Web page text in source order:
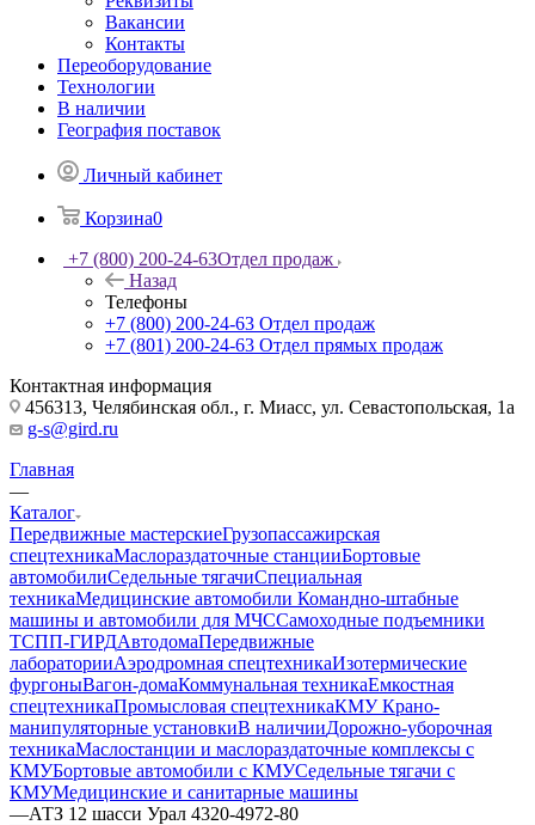
Вакансии
Контакты
Переоборудование
Технологии
В наличии
География поставок
Личный кабинет
Корзина0
+7 (800) 200-24-63Отдел продаж
Назад
Телефоны
+7 (800) 200-24-63 Отдел продаж
+7 (801) 200-24-63 Отдел прямых продаж
Контактная информация
456313, Челябинская обл., г. Миасс, ул. Севастопольская, 1а
g-s@gird.ru
Главная
—
Каталог
Передвижные мастерскиеГрузопассажирская
спецтехникаМаслораздаточные станцииБортовые
автомобилиСедельные тягачиСпециальная
техникаМедицинские автомобили Командно-штабные
машины и автомобили для МЧССамоходные подъемники
ТСПП-ГИРДАвтодомаПередвижные
лабораторииАэродромная спецтехникаИзотермические
фургоныВагон-домаКоммунальная техникаЕмкостная
спецтехникаПромысловая спецтехникаКМУ Крано-
манипуляторные установкиВ наличииДорожно-уборочная
техникаМаслостанции и маслораздаточные комплексы с
КМУБортовые автомобили с КМУСедельные тягачи с
КМУМедицинские и санитарные машины
—АТЗ 12 шасси Урал 4320-4972-80